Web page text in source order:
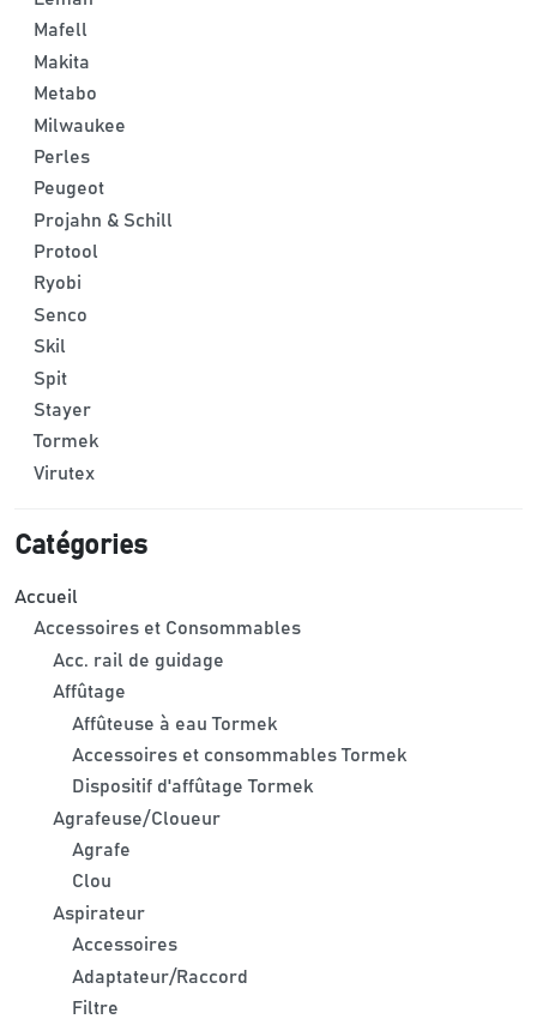
Mafell
Makita
Metabo
Milwaukee
Perles
Peugeot
Projahn & Schill
Protool
Ryobi
Senco
Skil
Spit
Stayer
Tormek
Virutex
Catégories
Accueil
Accessoires et Consommables
Acc. rail de guidage
Affûtage
Affûteuse à eau Tormek
Accessoires et consommables Tormek
Dispositif d'affûtage Tormek
Agrafeuse/Cloueur
Agrafe
Clou
Aspirateur
Accessoires
Adaptateur/Raccord
Filtre